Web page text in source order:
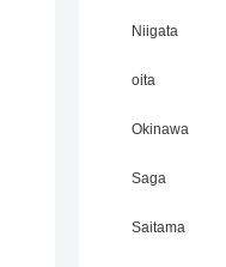
Niigata
oita
Okinawa
Saga
Saitama